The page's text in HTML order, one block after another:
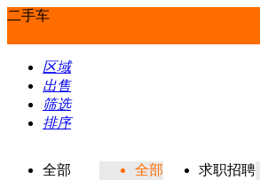
二手车
区域
出售
筛选
排序
全部
全部
求职招聘